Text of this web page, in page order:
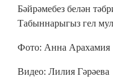
Бәйрәмебез белән
Табыннарыгыз гел
Фото: Анна Арахамия
Видео: Лилия Гәрәева